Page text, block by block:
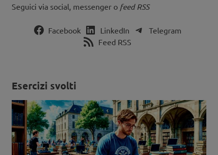
Seguici via social, messenger o feed RSS
Facebook LinkedIn
Telegram
Feed RSS
Esercizi svolti